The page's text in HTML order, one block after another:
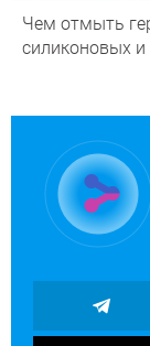
Чем отмыть
силиконовых